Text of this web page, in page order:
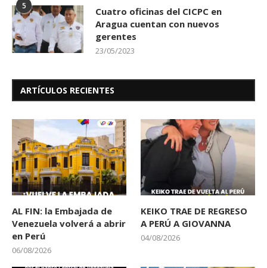
5
Cuatro oficinas del CICPC en
Aragua cuentan con nuevos
gerentes
23/05/2023
ARTÍCULOS RECIENTES
AL FIN: la Embajada de
Venezuela volverá a abrir
en Perú
06/08/2026
KEIKO TRAE DE REGRESO
A PERÚ A GIOVANNA
04/08/2026